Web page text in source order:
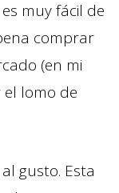
muy fácil de
comprar
(en mi
el lomo de
gusto. Esta